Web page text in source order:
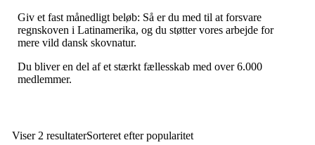
Giv et fast månedligt beløb: Så er du med til at forsvare
regnskoven i Latinamerika, og du støtter vores arbejde for
mere vild dansk skovnatur.
Du bliver en del af et stærkt fællesskab med over 6.000
medlemmer.
Viser 2 resultaterSorteret efter popularitet